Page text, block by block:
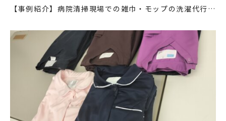
【事例紹介】病院清掃現場での雑巾・モップの洗濯代行｜高温洗浄と衛生的な仕上げ